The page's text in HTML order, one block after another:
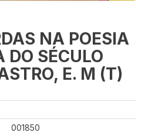
NA POESIA
DO SÉCULO
E. M (T)
001850